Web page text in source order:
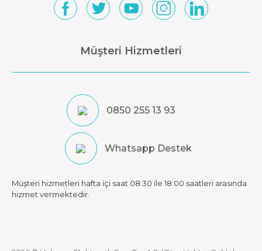
Müşteri Hizmetleri
0850 255 13 93
Whatsapp Destek
Müşteri hizmetleri hafta içi saat 08:30 ile 18:00 saatleri arasında
hizmet vermektedir.